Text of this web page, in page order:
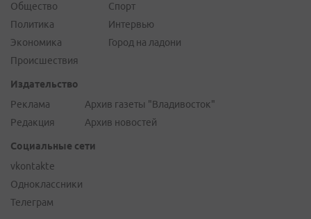
Общество
Политика
Экономика
Происшествия
Спорт
Интервью
Город на ладони
Издательство
Реклама
Редакция
Архив газеты "Владивосток"
Архив новостей
Социальные сети
vkontakte
Одноклассники
Телеграм